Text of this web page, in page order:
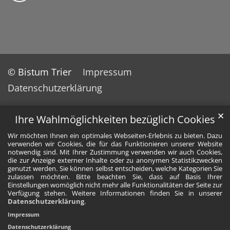
Ihre Wahlmöglichkeiten bezüglich Cookies
Wir möchten Ihnen ein optimales Webseiten-Erlebnis zu bieten. Dazu
verwenden wir Cookies, die für das Funktionieren unserer Website
notwendig sind. Mit Ihrer Zustimmung verwenden wir auch Cookies,
die zur Anzeige externer Inhalte oder zu anonymen Statistikzwecken
genutzt werden. Sie können selbst entscheiden, welche Kategorien Sie
zulassen möchten. Bitte beachten Sie, dass auf Basis Ihrer
Einstellungen womöglich nicht mehr alle Funktionalitäten der Seite zur
Verfügung stehen. Weitere Informationen finden Sie in unserer
Datenschutzerklärung.
✕
Impressum
Datenschutzerklärung
© Bistum Trier
Impressum
Datenschutzerklärung